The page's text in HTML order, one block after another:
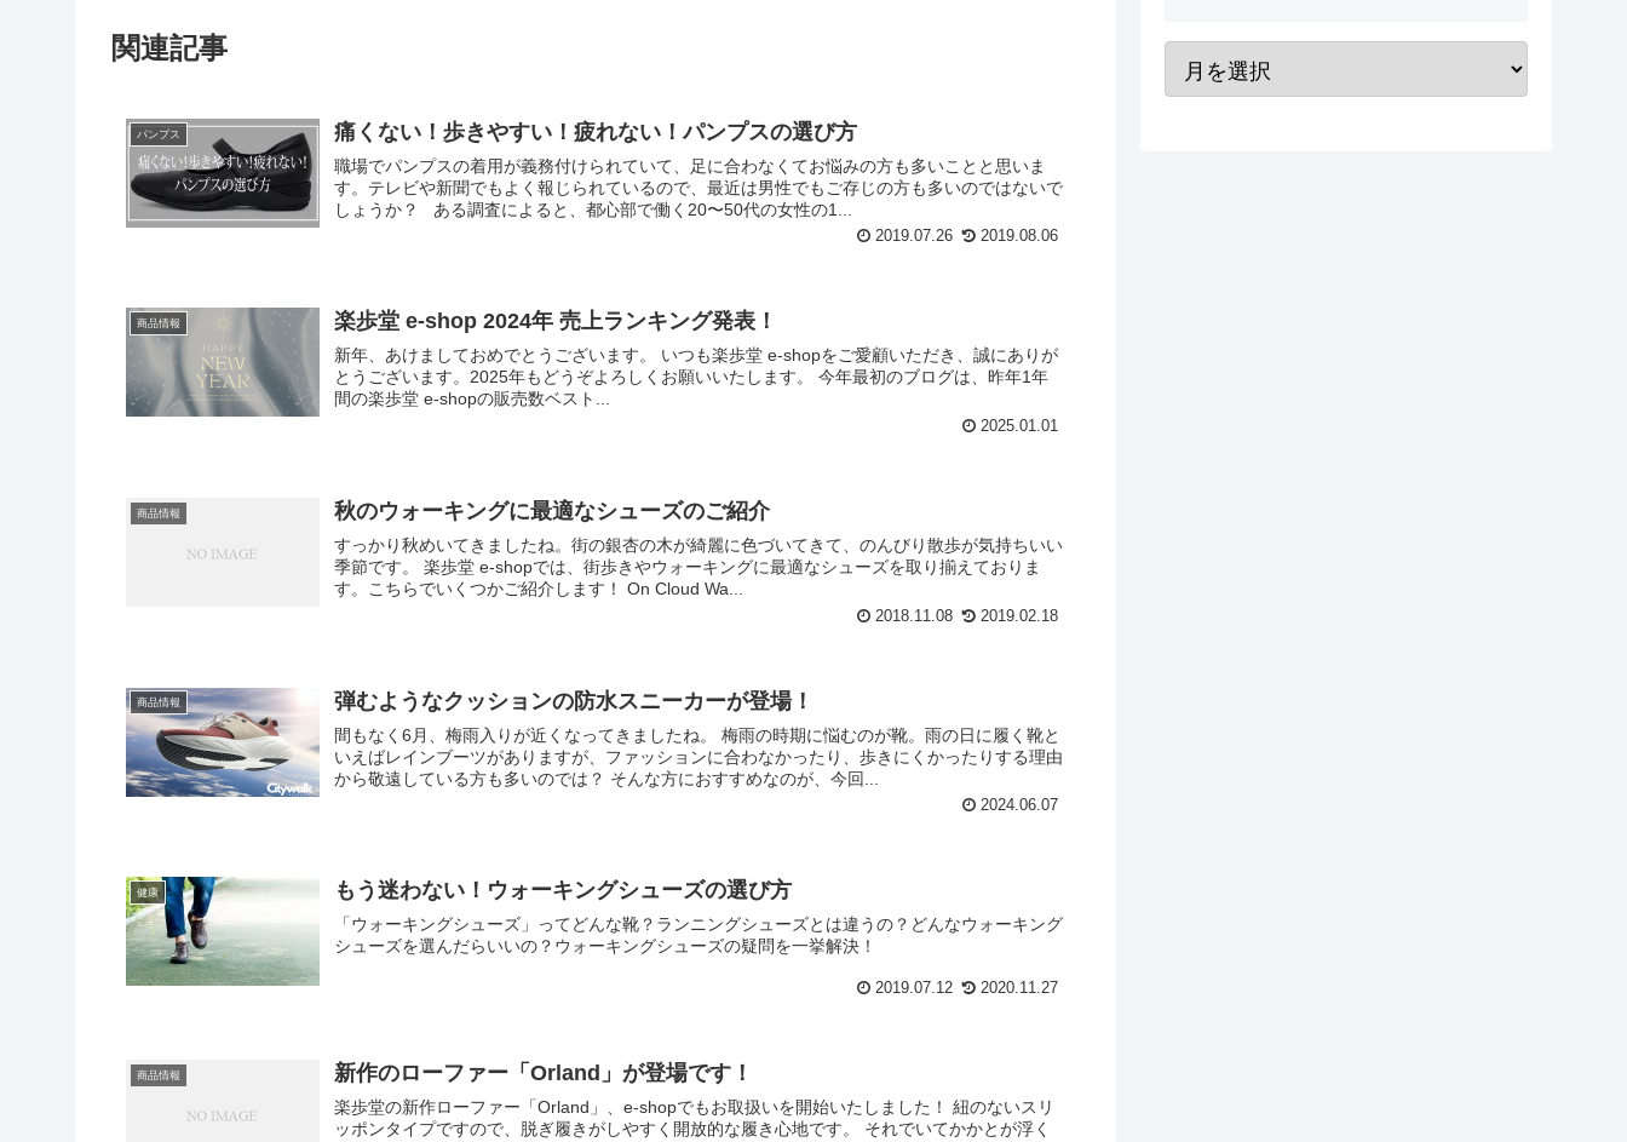
関連記事
パンプス 痛くない！歩きやすい！疲れない！パンプスの選び方
職場でパンプスの着用が義務付けられていて、足に合わなくてお悩みの方も多いことと思いま
す。テレビや新聞でもよく報じられているので、最近は男性でもご存じの方も多いのではないで
しょうか？ ある調査によると、都心部で働く20〜50代の女性の1...
2019.07.26 2019.08.06
商品情報 楽歩堂 e-shop 2024年 売上ランキング発表！
新年、あけましておめでとうございます。 いつも楽歩堂 e-shopをご愛顧いただき、誠にありが
とうございます。2025年もどうぞよろしくお願いいたします。 今年最初のブログは、昨年1年
間の楽歩堂 e-shopの販売数ベスト...
2025.01.01
商品情報 秋のウォーキングに最適なシューズのご紹介
すっかり秋めいてきましたね。街の銀杏の木が綺麗に色づいてきて、のんびり散歩が気持ちいい
季節です。 楽歩堂 e-shopでは、街歩きやウォーキングに最適なシューズを取り揃えておりま
す。こちらでいくつかご紹介します！ On Cloud Wa...
2018.11.08 2019.02.18
商品情報 弾むようなクッションの防水スニーカーが登場！
間もなく6月、梅雨入りが近くなってきましたね。 梅雨の時期に悩むのが靴。雨の日に履く靴と
いえばレインブーツがありますが、ファッションに合わなかったり、歩きにくかったりする理由
から敬遠している方も多いのでは？ そんな方におすすめなのが、今回...
2024.06.07
健康 もう迷わない！ウォーキングシューズの選び方
「ウォーキングシューズ」ってどんな靴？ランニングシューズとは違うの？どんなウォーキング
シューズを選んだらいいの？ウォーキングシューズの疑問を一挙解決！
2019.07.12 2020.11.27
商品情報 新作のローファー「Orland」が登場です！
楽歩堂の新作ローファー「Orland」、e-shopでもお取扱いを開始いたしました！ 紐のないスリ
ッポンタイプですので、脱ぎ履きがしやすく開放的な履き心地です。 それでいてかかとが浮く